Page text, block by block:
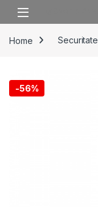
Skip to navigation
Skip to content
Home Securitate
-56%